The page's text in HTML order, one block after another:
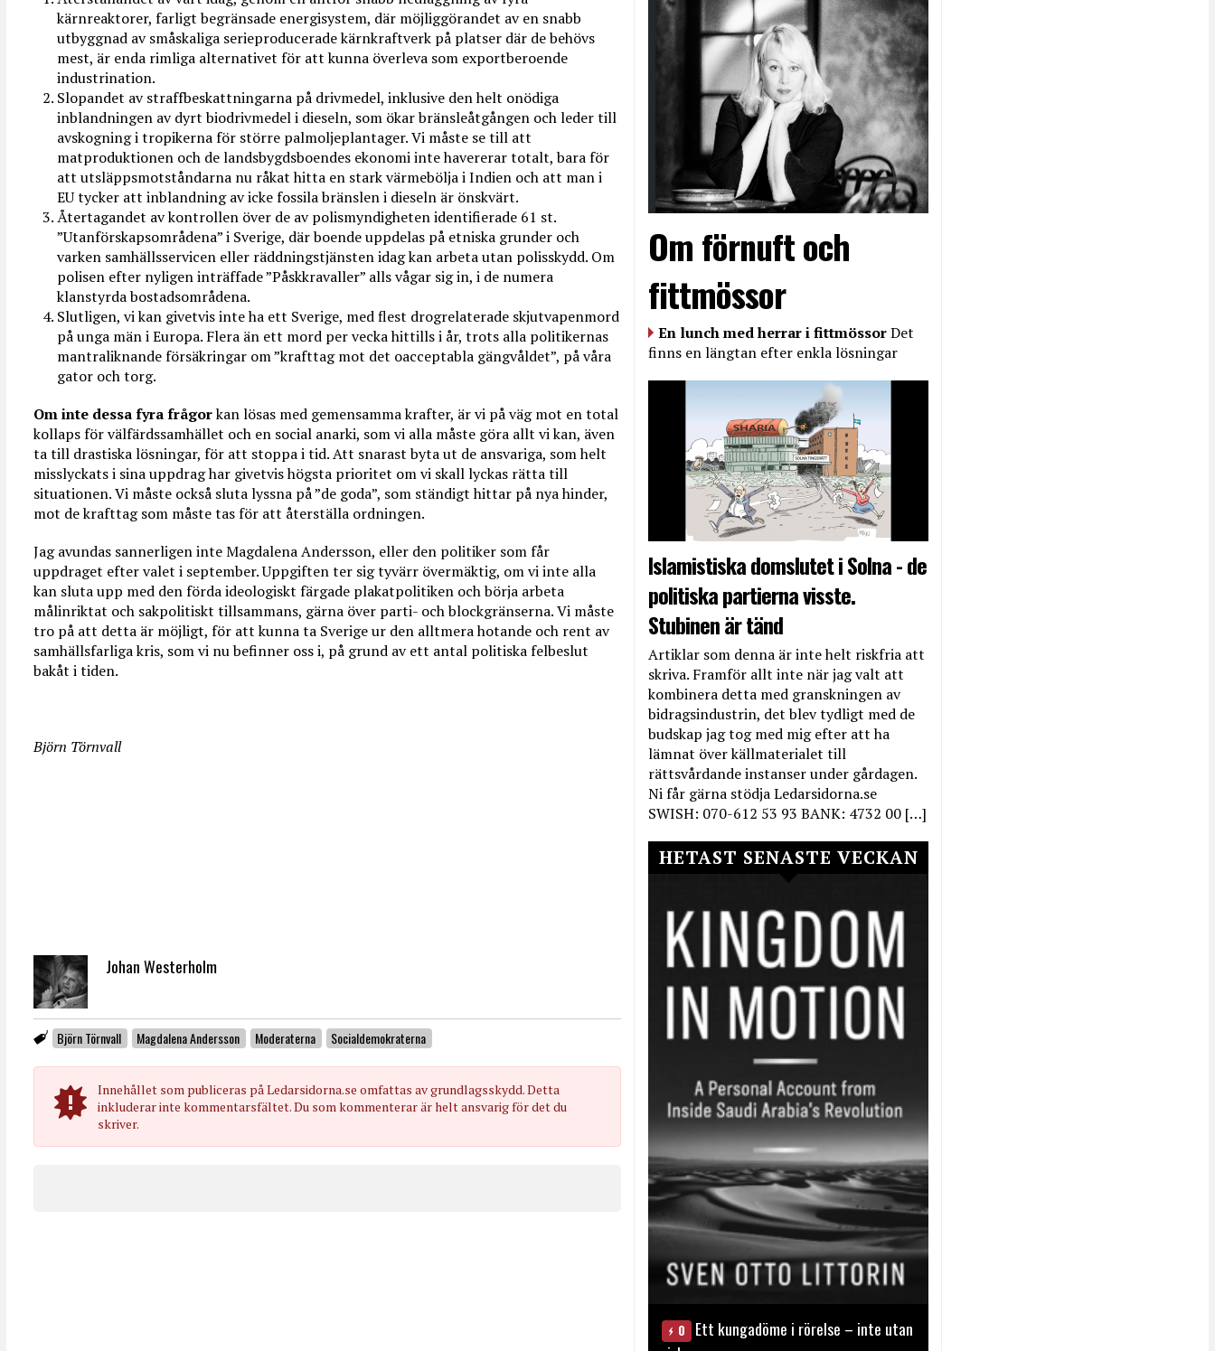
kärnreaktorer, farligt begränsade energisystem, där möjliggörandet av en snabb
utbyggnad av småskaliga serieproducerade kärnkraftverk på platser där de behövs
mest, är enda rimliga alternativet för att kunna överleva som exportberoende
industrination.
Slopandet av straffbeskattningarna på drivmedel, inklusive den helt onödiga
inblandningen av dyrt biodrivmedel i dieseln, som ökar bränsleåtgången och leder till
avskogning i tropikerna för större palmoljeplantager. Vi måste se till att
matproduktionen och de landsbygdsboendes ekonomi inte havererar totalt, bara för
att utsläppsmotståndarna nu råkat hitta en stark värmebölja i Indien och att man i
EU tycker att inblandning av icke fossila bränslen i dieseln är önskvärt.
Återtagandet av kontrollen över de av polismyndigheten identifierade 61 st.
”Utanförskapsområdena” i Sverige, där boende uppdelas på etniska grunder och
varken samhällsservicen eller räddningstjänsten idag kan arbeta utan polisskydd. Om
polisen efter nyligen inträffade ”Påskkravaller” alls vågar sig in, i de numera
klanstyrda bostadsområdena.
Slutligen, vi kan givetvis inte ha ett Sverige, med flest drogrelaterade skjutvapenmord
på unga män i Europa. Flera än ett mord per vecka hittills i år, trots alla politikernas
mantraliknande försäkringar om ”krafttag mot det oacceptabla gängvåldet”, på våra
gator och torg.
Om inte dessa fyra frågorkan lösas med gemensamma krafter, är vi på väg mot en total
kollaps för välfärdssamhället och en social anarki, som vi alla måste göra allt vi kan, även
ta till drastiska lösningar, för att stoppa i tid. Att snarast byta ut de ansvariga, som helt
misslyckats i sina uppdrag har givetvis högsta prioritet om vi skall lyckas rätta till
situationen. Vi måste också sluta lyssna på ”de goda”, som ständigt hittar på nya hinder,
mot de krafttag som måste tas för att återställa ordningen.
Jag avundas sannerligen inte Magdalena Andersson, eller den politiker som får
uppdraget efter valet i september. Uppgiften ter sig tyvärr övermäktig, om vi inte alla
kan sluta upp med den förda ideologiskt färgade plakatpolitiken och börja arbeta
målinriktat och sakpolitiskt tillsammans, gärna över parti- och blockgränserna. Vi måste
tro på att detta är möjligt, för att kunna ta Sverige ur den alltmera hotande och rent av
samhällsfarliga kris, som vi nu befinner oss i, på grund av ett antal politiska felbeslut
bakåt i tiden.
Björn Törnvall
Johan Westerholm
Björn Törnvall Magdalena Andersson Moderaterna Socialdemokraterna
Innehållet som publiceras på Ledarsidorna.se omfattas av grundlagsskydd. Detta
inkluderar inte kommentarsfältet. Du som kommenterar är helt ansvarig för det du
skriver.
Om förnuft och
fittmössor
En lunch med herrar i fittmössorDet
finns en längtan efter enkla lösningar
Islamistiska domslutet i Solna - de
politiska partierna visste.
Stubinen är tänd
Artiklar som denna är inte helt riskfria att
skriva. Framför allt inte när jag valt att
kombinera detta med granskningen av
bidragsindustrin, det blev tydligt med de
budskap jag tog med mig efter att ha
lämnat över källmaterialet till
rättsvårdande instanser under gårdagen.
Ni får gärna stödja Ledarsidorna.se
SWISH: 070-612 53 93 BANK: 4732 00 […]
HETAST SENASTE VECKAN
0
Ett kungadöme i rörelse – inte utan